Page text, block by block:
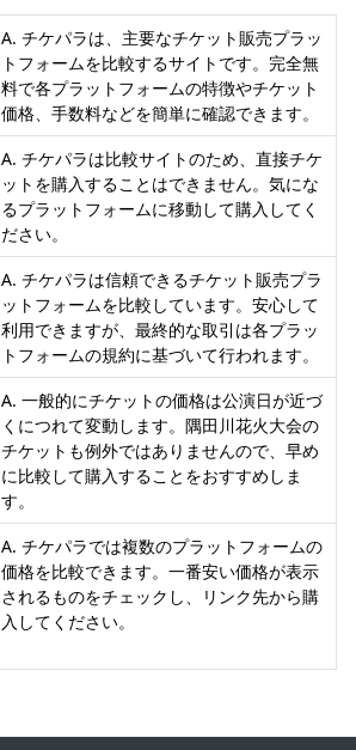
A. チケパラは、主要なチケット販売プラッ
トフォームを比較するサイトです。完全無
料で各プラットフォームの特徴やチケット
価格、手数料などを簡単に確認できます。
A. チケパラは比較サイトのため、直接チケ
ットを購入することはできません。気にな
るプラットフォームに移動して購入してく
ださい。
A. チケパラは信頼できるチケット販売プラ
ットフォームを比較しています。安心して
利用できますが、最終的な取引は各プラッ
トフォームの規約に基づいて行われます。
A. 一般的にチケットの価格は公演日が近づ
くにつれて変動します。隅田川花火大会の
チケットも例外ではありませんので、早め
に比較して購入することをおすすめしま
す。
A. チケパラでは複数のプラットフォームの
価格を比較できます。一番安い価格が表示
されるものをチェックし、リンク先から購
入してください。